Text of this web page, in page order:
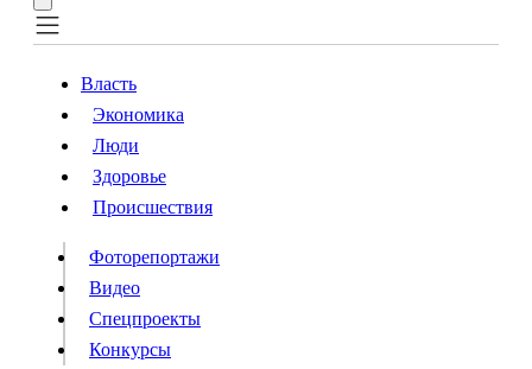
Власть
Происшествия
Видео
Конкурсы
Власть
Экономика
Люди
Здоровье
Происшествия
Фоторепортажи
Видео
Спецпроекты
Конкурсы